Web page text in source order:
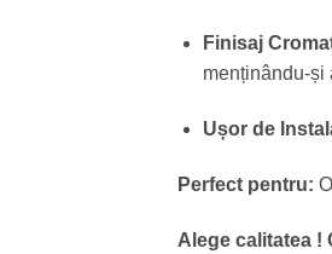
Finisaj
menținându-și
Ușor de
Perfect pentru:
Alege calitatea !